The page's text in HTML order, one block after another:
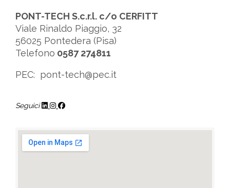
PONT-TECH S.c.r.l. c/o CERFITT
Viale Rinaldo Piaggio, 32
56025 Pontedera (Pisa)
Telefono 0587 274811
PEC: pont-tech@pec.it
Seguici